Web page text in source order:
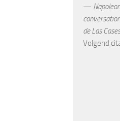
—
de Las
Volgend